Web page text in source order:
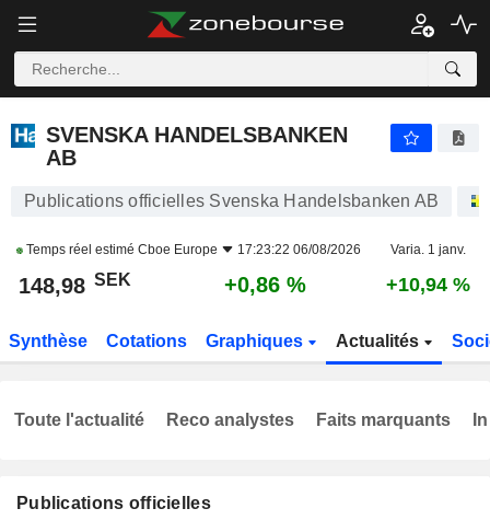
SVENSKA HANDELSBANKEN
AB
Publications officielles Svenska Handelsbanken AB
Temps réel estimé Cboe Europe 17:23:22 06/08/2026 Varia. 1 janv.
148,98 SEK +0,86 % +10,94 %
Synthèse Cotations Graphiques Actualités
Publications officielles
Toute l'actualité Reco analystes Faits marquants